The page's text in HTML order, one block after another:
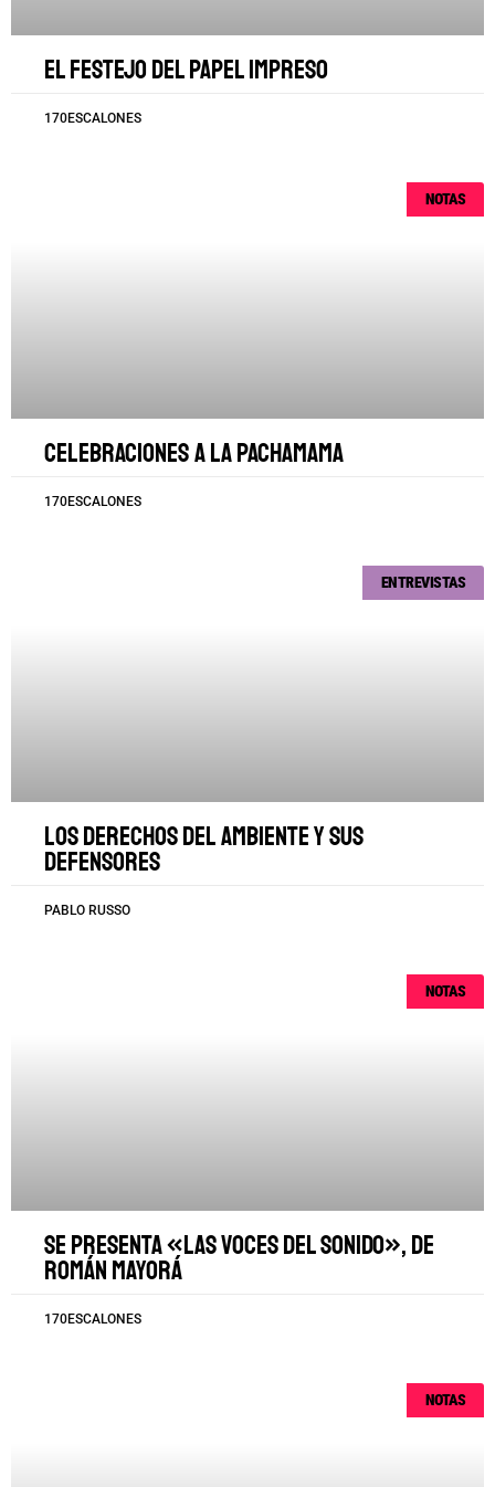
El festejo del papel impreso
170ESCALONES
NOTAS
Celebraciones a la Pachamama
170ESCALONES
ENTREVISTAS
Los derechos del ambiente y sus
defensores
PABLO RUSSO
NOTAS
Se presenta «Las voces del sonido», de
Román Mayorá
170ESCALONES
NOTAS